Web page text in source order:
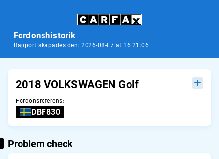
Fordonshistorik
Rapport skapades den: 2026-08-07 at 16:21:06
2018 VOLKSWAGEN Golf
Fordonsreferens:
DBF830
Problem check